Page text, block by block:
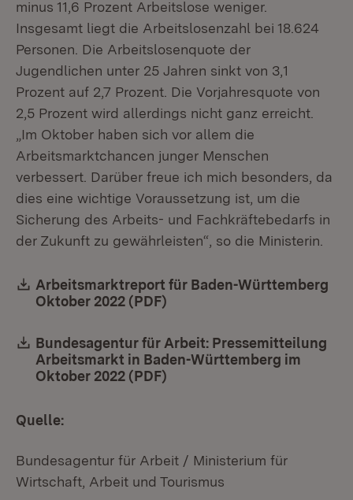
minus 11,6 Prozent Arbeitslose weniger.
Insgesamt liegt die Arbeitslosenzahl bei 18.624
Personen. Die Arbeitslosenquote der
Jugendlichen unter 25 Jahren sinkt von 3,1
Prozent auf 2,7 Prozent. Die Vorjahresquote von
2,5 Prozent wird allerdings nicht ganz erreicht.
„Im Oktober haben sich vor allem die
Arbeitsmarktchancen junger Menschen
verbessert. Darüber freue ich mich besonders, da
dies eine wichtige Voraussetzung ist, um die
Sicherung des Arbeits- und Fachkräftebedarfs in
der Zukunft zu gewährleisten“, so die Ministerin.
Download:
Arbeitsmarktreport für Baden-Württemberg
Oktober 2022 (PDF)
Download:
Bundesagentur für Arbeit: Pressemitteilung
Arbeitsmarkt in Baden-Württemberg im
Oktober 2022 (PDF)
Quelle:
Bundesagentur für Arbeit / Ministerium für
Wirtschaft, Arbeit und Tourismus